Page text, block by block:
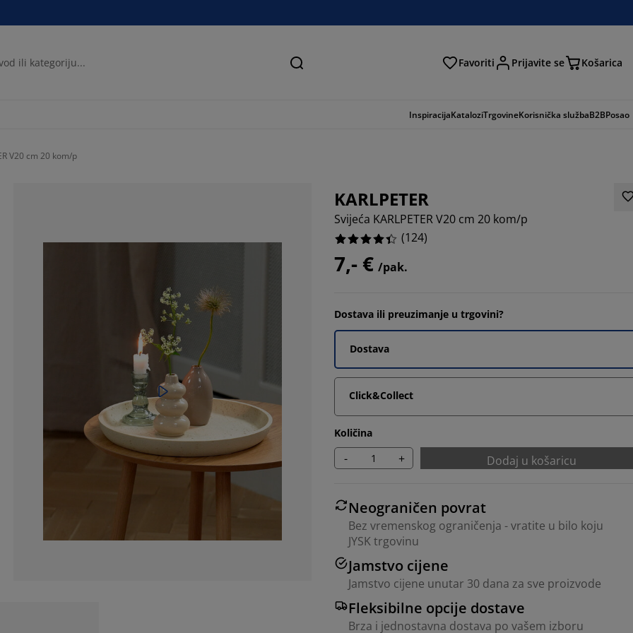
Pretraga Favoriti Prijavite se Košarica
InspiracijaKataloziTrgovineKorisnička službaB2BPosao
V20 cm 20 kom/p
KARLPETER
Svijeća KARLPETER V20 cm 20 kom/p
(124)
7,- € /pak.
Dostava ili preuzimanje u trgovini?
Dostava
Click&Collect
Količina
- + Dodaj u košaricu
Neograničen povrat
Bez vremenskog ograničenja - vratite u bilo koju
JYSK trgovinu
Jamstvo cijene
Jamstvo cijene unutar 30 dana za sve proizvode
Fleksibilne opcije dostave
Brza i jednostavna dostava po vašem izboru
7.258064516129033%
1.6129032258064515%
10.483870967741936%